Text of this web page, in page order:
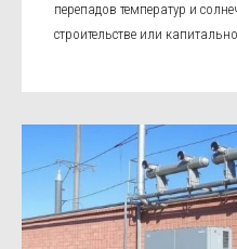
перепадов температур и
строительстве или